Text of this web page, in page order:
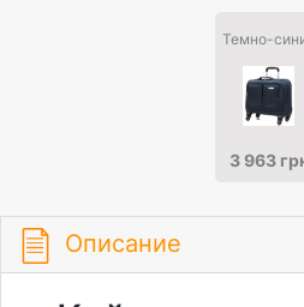
Темно-
3 963
Описание